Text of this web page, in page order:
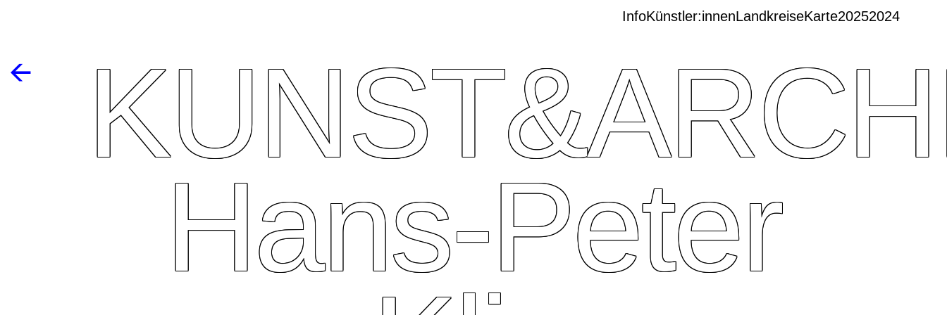
InfoKünstler:innenLandkreiseKarte20252024
🡨
Hans-Peter